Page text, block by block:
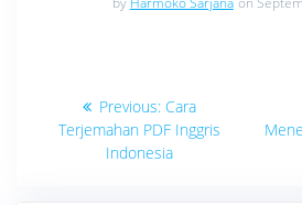
Navigasi
pos
Previous: Previous
post:
Cara
Terjemahan PDF Inggris
Indonesia